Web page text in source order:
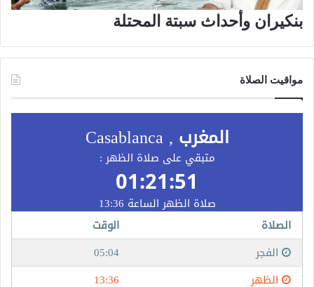
بنكيران وأحداث سبتة المحتلة
مواقيت الصلاة